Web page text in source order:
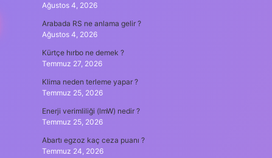
Ağustos 4, 2026
Arabada RS ne anlama gelir ?
Ağustos 4, 2026
Kürtçe hırbo ne demek ?
Temmuz 27, 2026
Klima neden terleme yapar ?
Temmuz 25, 2026
Enerji verimliliği (lmW) nedir ?
Temmuz 25, 2026
Abartı egzoz kaç ceza puanı ?
Temmuz 24, 2026